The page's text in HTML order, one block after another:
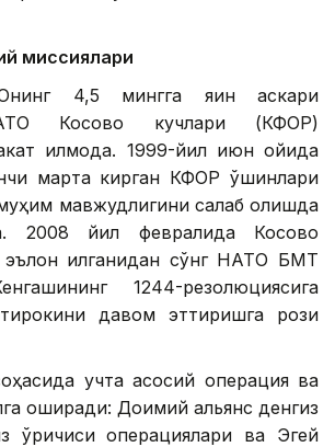
миссиялари
4,5 мингга яқин аскари
Косово кучлари (КФОР)
қилмоқда. 1999-йил июн ойида
марта кирган КФОР қўшинлари
мавжудлигини сақлаб қолишда
2008 йил февралида Косово
эълон қилганидан сўнг НАТО БМТ
1244-резолюциясига
давом эттиришга рози
учта асосий операция ва
оширади: Доимий альянс денгиз
қўриқчиси операциялари ва Эгей